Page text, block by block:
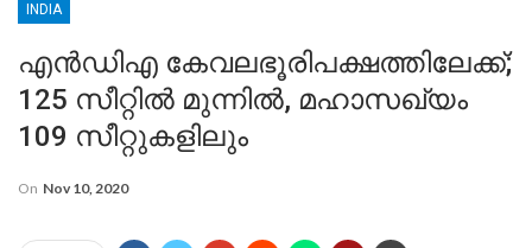
INDIA
എൻഡിഎ കേവലഭൂരിപക്ഷത്തിലേക്ക്;
125 സീറ്റിൽ മുന്നിൽ, മഹാസഖ്യം
109 സീറ്റുകളിലും
On Nov 10, 2020